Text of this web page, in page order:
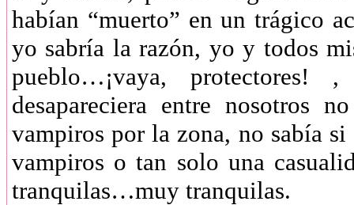
habían “muerto” en un trágico
yo sabría la razón, yo y todos
pueblo…¡vaya,
desapareciera entre nosotros
vampiros por la zona, no sabía
vampiros o tan solo una
tranquilas…muy tranquilas.